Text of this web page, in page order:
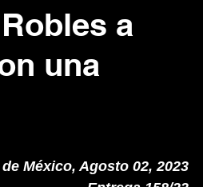
EMPRESAS
a
una
México, Agosto 02, 2023